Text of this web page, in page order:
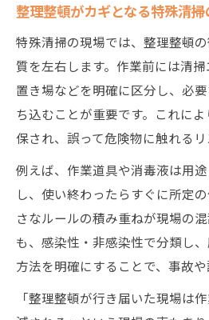
整理整頓がカギとなる特殊清
特殊清掃の現場では、整理整頓
質を左右します。作業前には清
置き場などを明確に区分し、必
ち込むことが重要です。これに
保され、誤って危険物に触れるリ
例えば、作業道具や消毒液は用
し、使い終わったらすぐに所定
さなルールの積み重ねが現場の
も、感染性・非感染性で分類し
方法を明確にすることで、事故や
「整理整頓が行き届いた現場は